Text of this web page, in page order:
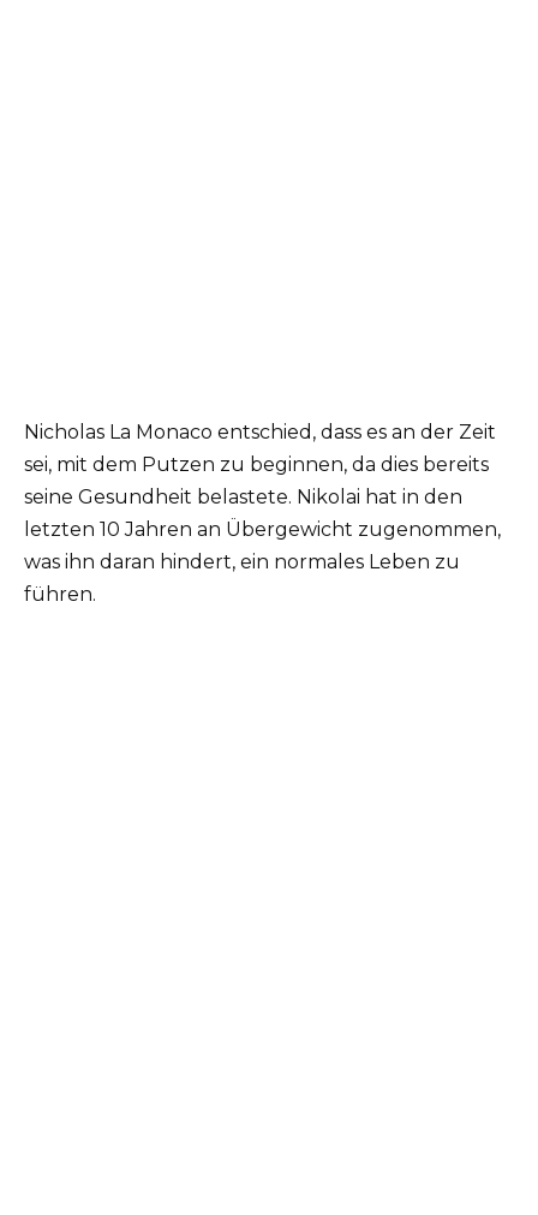
Nicholas La Monaco entschied, dass es an der Zeit
sei, mit dem Putzen zu beginnen, da dies bereits
seine Gesundheit belastete. Nikolai hat in den
letzten 10 Jahren an Übergewicht zugenommen,
was ihn daran hindert, ein normales Leben zu
führen.